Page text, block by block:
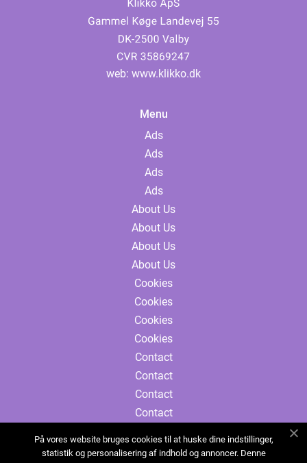
web: www.klikko.dk
Menu
Ads
Ads
Ads
Ads
About Us
About Us
About Us
About Us
Cookies
Cookies
Cookies
Cookies
Contact
Contact
Contact
Contact
Sitemap
På vores website bruges cookies til at huske dine indstillinger,
statistik og personalisering af indhold og annoncer. Denne